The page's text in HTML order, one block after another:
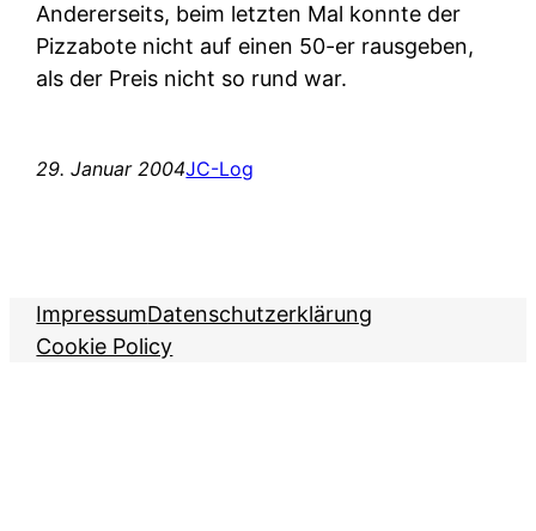
Andererseits, beim letzten Mal konnte der
Pizzabote nicht auf einen 50-er rausgeben,
als der Preis nicht so rund war.
29. Januar 2004JC-Log
ImpressumDatenschutzerklärung
Cookie Policy